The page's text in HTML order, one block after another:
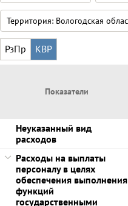
РзПр КВР
Неуказанный вид
расходов
Расходы на выплаты
персоналу в целях
обеспечения выполнения
функций
государственными
Показатели